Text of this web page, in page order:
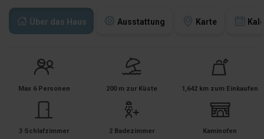
Über das Haus Ausstattung Karte
Max 6 Personen 200 m zur Küste 1,642 km zum Einkaufen
3 Schlafzimmer 2 Badezimmer Kaminofen